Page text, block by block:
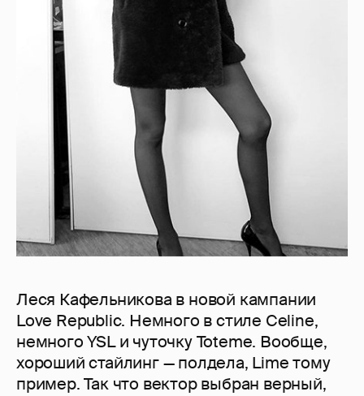
Леся Кафельникова в новой кампании
Love Republic. Немного в стиле Celine,
немного YSL и чуточку Toteme. Вообще,
хороший стайлинг — полдела, Lime тому
пример. Так что вектор выбран верный,